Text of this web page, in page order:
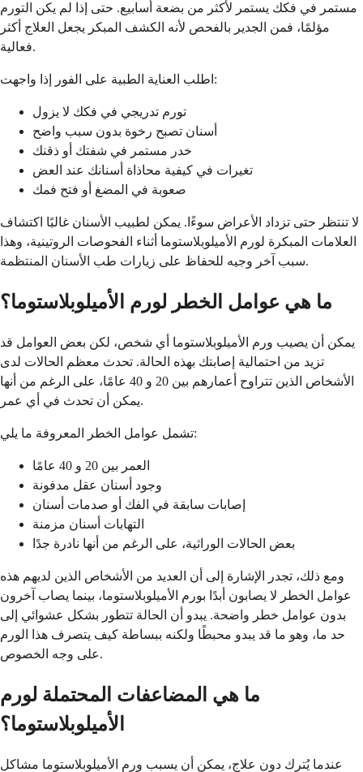
مستمر في فكك يستمر لأكثر من بضعة أسابيع. حتى إذا لم يكن التورم
مؤلمًا، فمن الجدير بالفحص لأنه الكشف المبكر يجعل العلاج أكثر
فعالية.
اطلب العناية الطبية على الفور إذا واجهت:
تورم تدريجي في فكك لا يزول
أسنان تصبح رخوة بدون سبب واضح
خدر مستمر في شفتك أو ذقنك
تغيرات في كيفية محاذاة أسنانك عند العض
صعوبة في المضغ أو فتح فمك
لا تنتظر حتى تزداد الأعراض سوءًا. يمكن لطبيب الأسنان غالبًا اكتشاف
العلامات المبكرة لورم الأميلوبلاستوما أثناء الفحوصات الروتينية، وهذا
سبب آخر وجيه للحفاظ على زيارات طب الأسنان المنتظمة.
ما هي عوامل الخطر لورم الأميلوبلاستوما؟
يمكن أن يصيب ورم الأميلوبلاستوما أي شخص، لكن بعض العوامل قد
تزيد من احتمالية إصابتك بهذه الحالة. تحدث معظم الحالات لدى
الأشخاص الذين تتراوح أعمارهم بين 20 و 40 عامًا، على الرغم من أنها
يمكن أن تحدث في أي عمر.
تشمل عوامل الخطر المعروفة ما يلي:
العمر بين 20 و 40 عامًا
وجود أسنان عقل مدفونة
إصابات سابقة في الفك أو صدمات أسنان
التهابات أسنان مزمنة
بعض الحالات الوراثية، على الرغم من أنها نادرة جدًا
ومع ذلك، تجدر الإشارة إلى أن العديد من الأشخاص الذين لديهم هذه
عوامل الخطر لا يصابون أبدًا بورم الأميلوبلاستوما، بينما يصاب آخرون
بدون عوامل خطر واضحة. يبدو أن الحالة تتطور بشكل عشوائي إلى
حد ما، وهو ما قد يبدو محبطًا ولكنه ببساطة كيف يتصرف هذا الورم
على وجه الخصوص.
ما هي المضاعفات المحتملة لورم
الأميلوبلاستوما؟
عندما يُترك دون علاج، يمكن أن يسبب ورم الأميلوبلاستوما مشاكل